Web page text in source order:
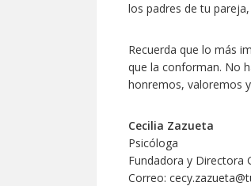
los padres de tu
Recuerda que lo más
que la conforman. No
honremos, valoremos
Cecilia Zazueta
Psicóloga
Fundadora y Directora
Correo: